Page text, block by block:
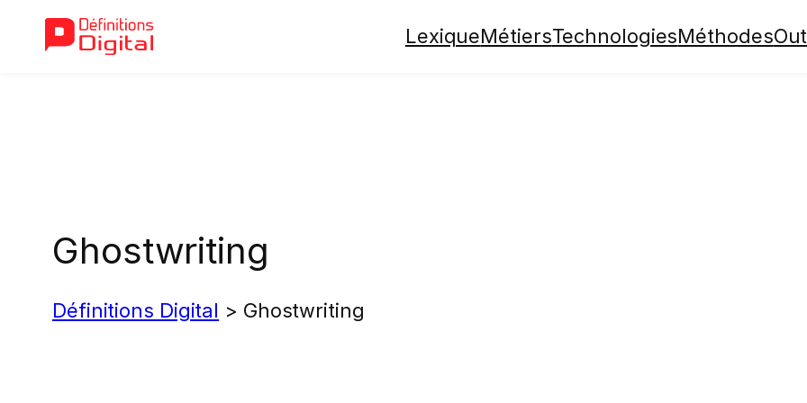
LexiqueMétiersTechnologiesMéthodes
Ghostwriting
Définitions Digital > Ghostwriting